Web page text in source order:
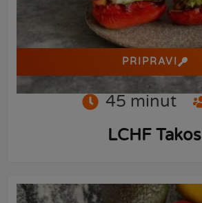
PRIPRAVI
45 minut
LCHF Takos